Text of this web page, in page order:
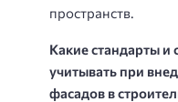
пространств.
Какие стандарты и
учитывать при
фасадов в